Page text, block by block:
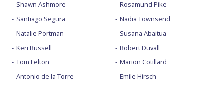
Shawn Ashmore
Santiago Segura
Natalie Portman
Keri Russell
Tom Felton
Antonio de la Torre
Rosamund Pike
Nadia Townsend
Susana Abaitua
Robert Duvall
Marion Cotillard
Emile Hirsch